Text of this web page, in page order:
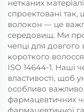
нетканих
спроектовані так,
волокон — це
середовищ. Ми
чепці для довгого
короткого
ISO 14644-1. Наші
властивості, щоб
особливо
фармацевтичних
фармацевтичної